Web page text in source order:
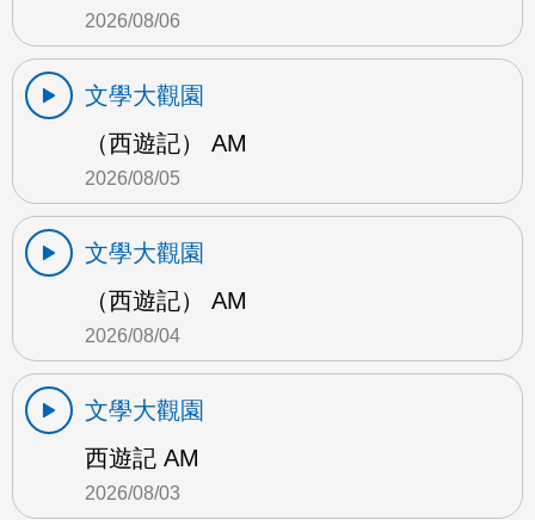
2026/08/06
文學大觀園
（西遊記） AM
2026/08/05
文學大觀園
（西遊記） AM
2026/08/04
文學大觀園
西遊記 AM
2026/08/03